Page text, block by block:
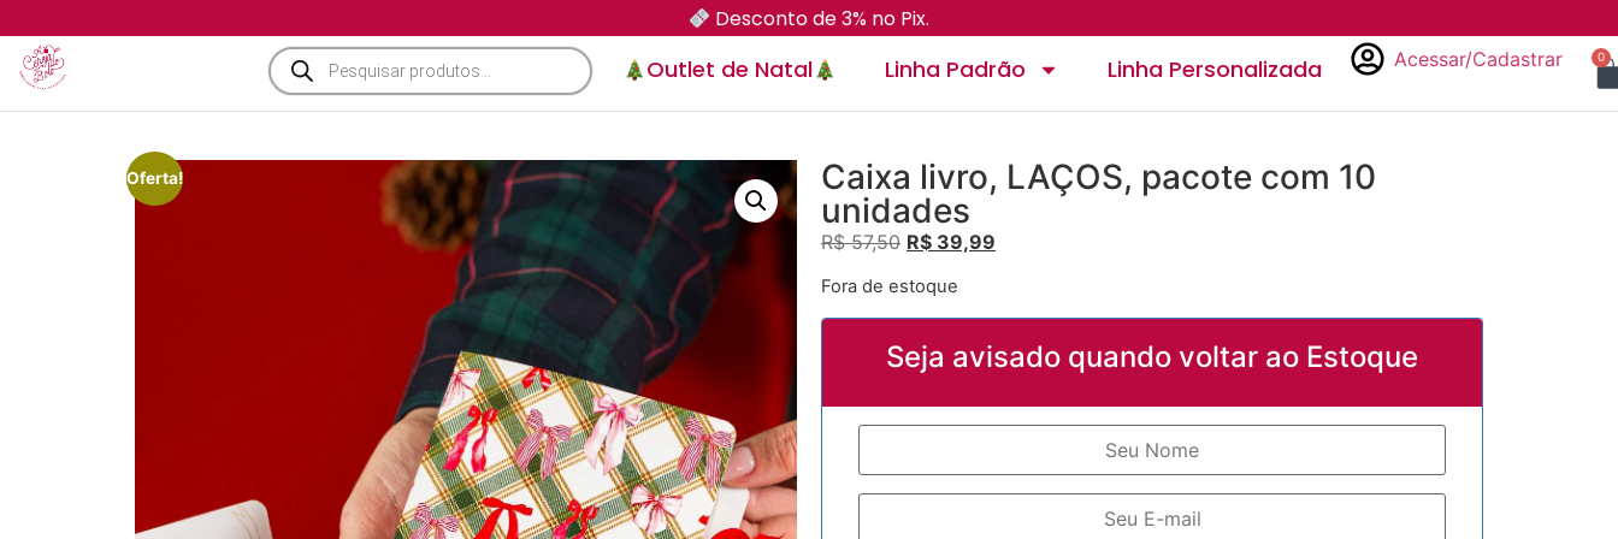
Desconto de 3% no Pix.
Outlet de Natal Linha Padrão Linha Personalizada Acessar/Cadastrar 0
Oferta!
Caixa livro, LAÇOS, pacote com 10
unidades
R$57,50 R$ 39,99
Fora de estoque
Seja avisado quando voltar ao Estoque